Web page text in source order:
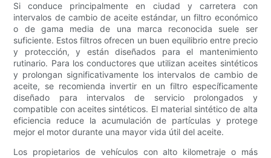
Si conduce principalmente en ciudad y carretera con
intervalos de cambio de aceite estándar, un filtro económico
o de gama media de una marca reconocida suele ser
suficiente. Estos filtros ofrecen un buen equilibrio entre precio
y protección, y están diseñados para el mantenimiento
rutinario. Para los conductores que utilizan aceites sintéticos
y prolongan significativamente los intervalos de cambio de
aceite, se recomienda invertir en un filtro específicamente
diseñado para intervalos de servicio prolongados y
compatible con aceites sintéticos. El material sintético de alta
eficiencia reduce la acumulación de partículas y protege
mejor el motor durante una mayor vida útil del aceite.
Los propietarios de vehículos con alto kilometraje o más